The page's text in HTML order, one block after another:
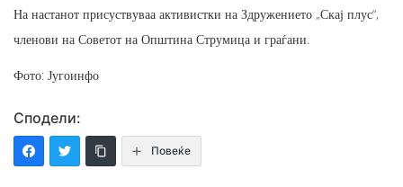
На настанот присуствуваа активистки на Здружението „Скај плус“,
членови на Советот на Општина Струмица и граѓани.
Фото: Југоинфо
Сподели:
Повеќе